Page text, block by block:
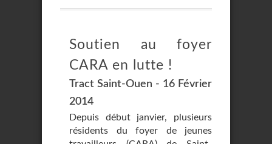
Soutien au foyer
CARA en lutte !
Tract Saint-Ouen - 16 Février
2014
Depuis début janvier, plusieurs
résidents du foyer de jeunes